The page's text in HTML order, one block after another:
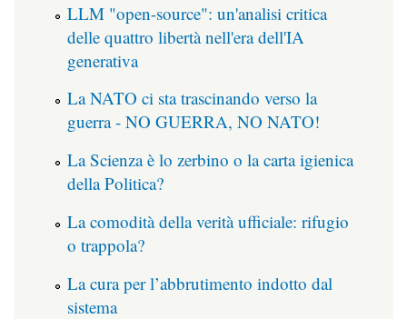
LLM "open-source": un'analisi critica
delle quattro libertà nell'era dell'IA
generativa
La NATO ci sta trascinando verso la
guerra - NO GUERRA, NO NATO!
La Scienza è lo zerbino o la carta igienica
della Politica?
La comodità della verità ufficiale: rifugio
o trappola?
La cura per l’abbrutimento indotto dal
sistema